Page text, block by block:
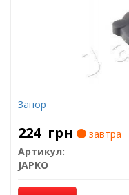
Запор
224 грн
завтра
Артикул:
JAPKO